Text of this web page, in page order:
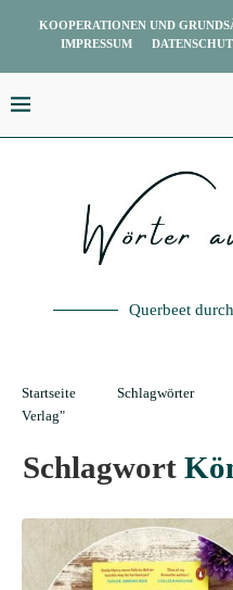
KOOPERATIONEN UND
IMPRESSUM
Querbeet
Startseite Schlagwörter
Verlag"
Schlagwort